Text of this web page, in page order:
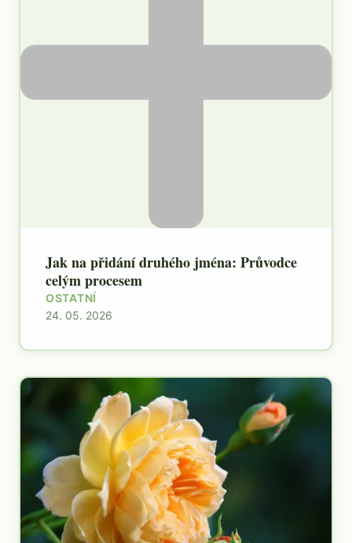
Jak na přidání druhého jména: Průvodce
celým procesem
OSTATNÍ
24. 05. 2026